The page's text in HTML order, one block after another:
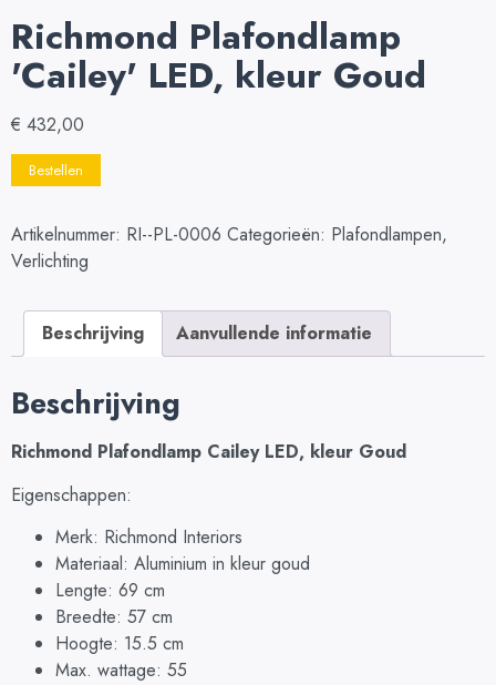
Richmond Plafondlamp
'Cailey' LED, kleur Goud
€ 432,00
Bestellen
Artikelnummer: RI--PL-0006 Categorieën: Plafondlampen,
Verlichting
Beschrijving Aanvullende informatie
Beschrijving
Richmond Plafondlamp Cailey LED, kleur Goud
Eigenschappen:
Merk: Richmond Interiors
Materiaal: Aluminium in kleur goud
Lengte: 69 cm
Breedte: 57 cm
Hoogte: 15.5 cm
Max. wattage: 55